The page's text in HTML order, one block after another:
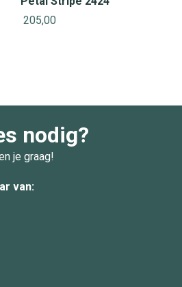
205,00
nodig?
je graag!
van: